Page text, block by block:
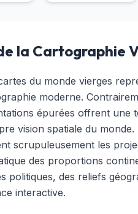
la Cartographie
du monde vierges
moderne.
épurées offrent une
vision spatiale du
scrupuleusement les
des proportions
politiques, des reliefs
interactive.